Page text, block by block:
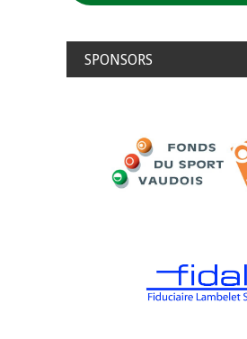
SPONSORS